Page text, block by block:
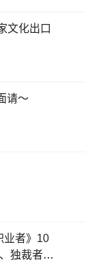
文化出口
请～
业者》10
独裁者和